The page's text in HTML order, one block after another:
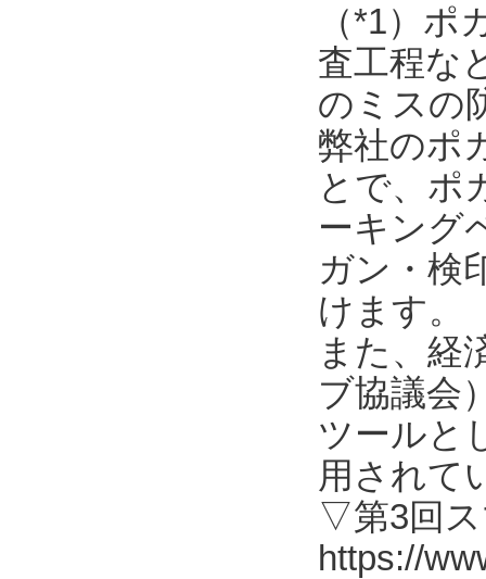
（*1）
査工程な
のミスの
弊社のポ
とで、ポ
ーキング
ガン・検
けます。
また、経
ブ協議会
ツールと
用されて
▽第3回ス
https://